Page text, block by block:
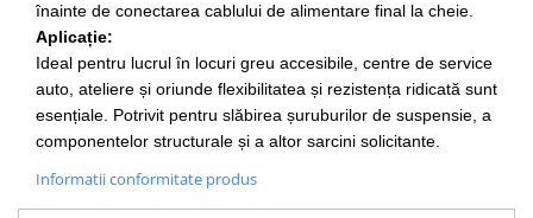
Scule Pneumatice
Accesorii Pneumatice
Alte scule pneumatice
Chei cu clichet
Compresoare
Filtre Pneumatice
Furtune Aer Comprimat
înainte de conectarea cablului de alimentare final la cheie.
Aplicație:
Ideal pentru lucrul în locuri greu accesibile, centre de service
auto, ateliere și oriunde flexibilitatea și rezistența ridicată sunt
esențiale. Potrivit pentru slăbirea șuruburilor de suspensie, a
componentelor structurale și a altor sarcini solicitante.
Informatii conformitate produs